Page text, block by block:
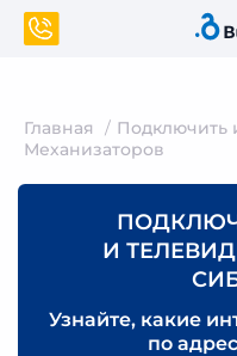
Главная
Подключить
Механизаторов
И
Узнайте, какие
по